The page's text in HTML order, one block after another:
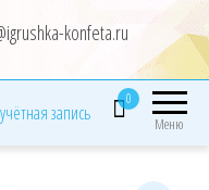
ь
/
С
konfeta.ru
Меню
0
запись